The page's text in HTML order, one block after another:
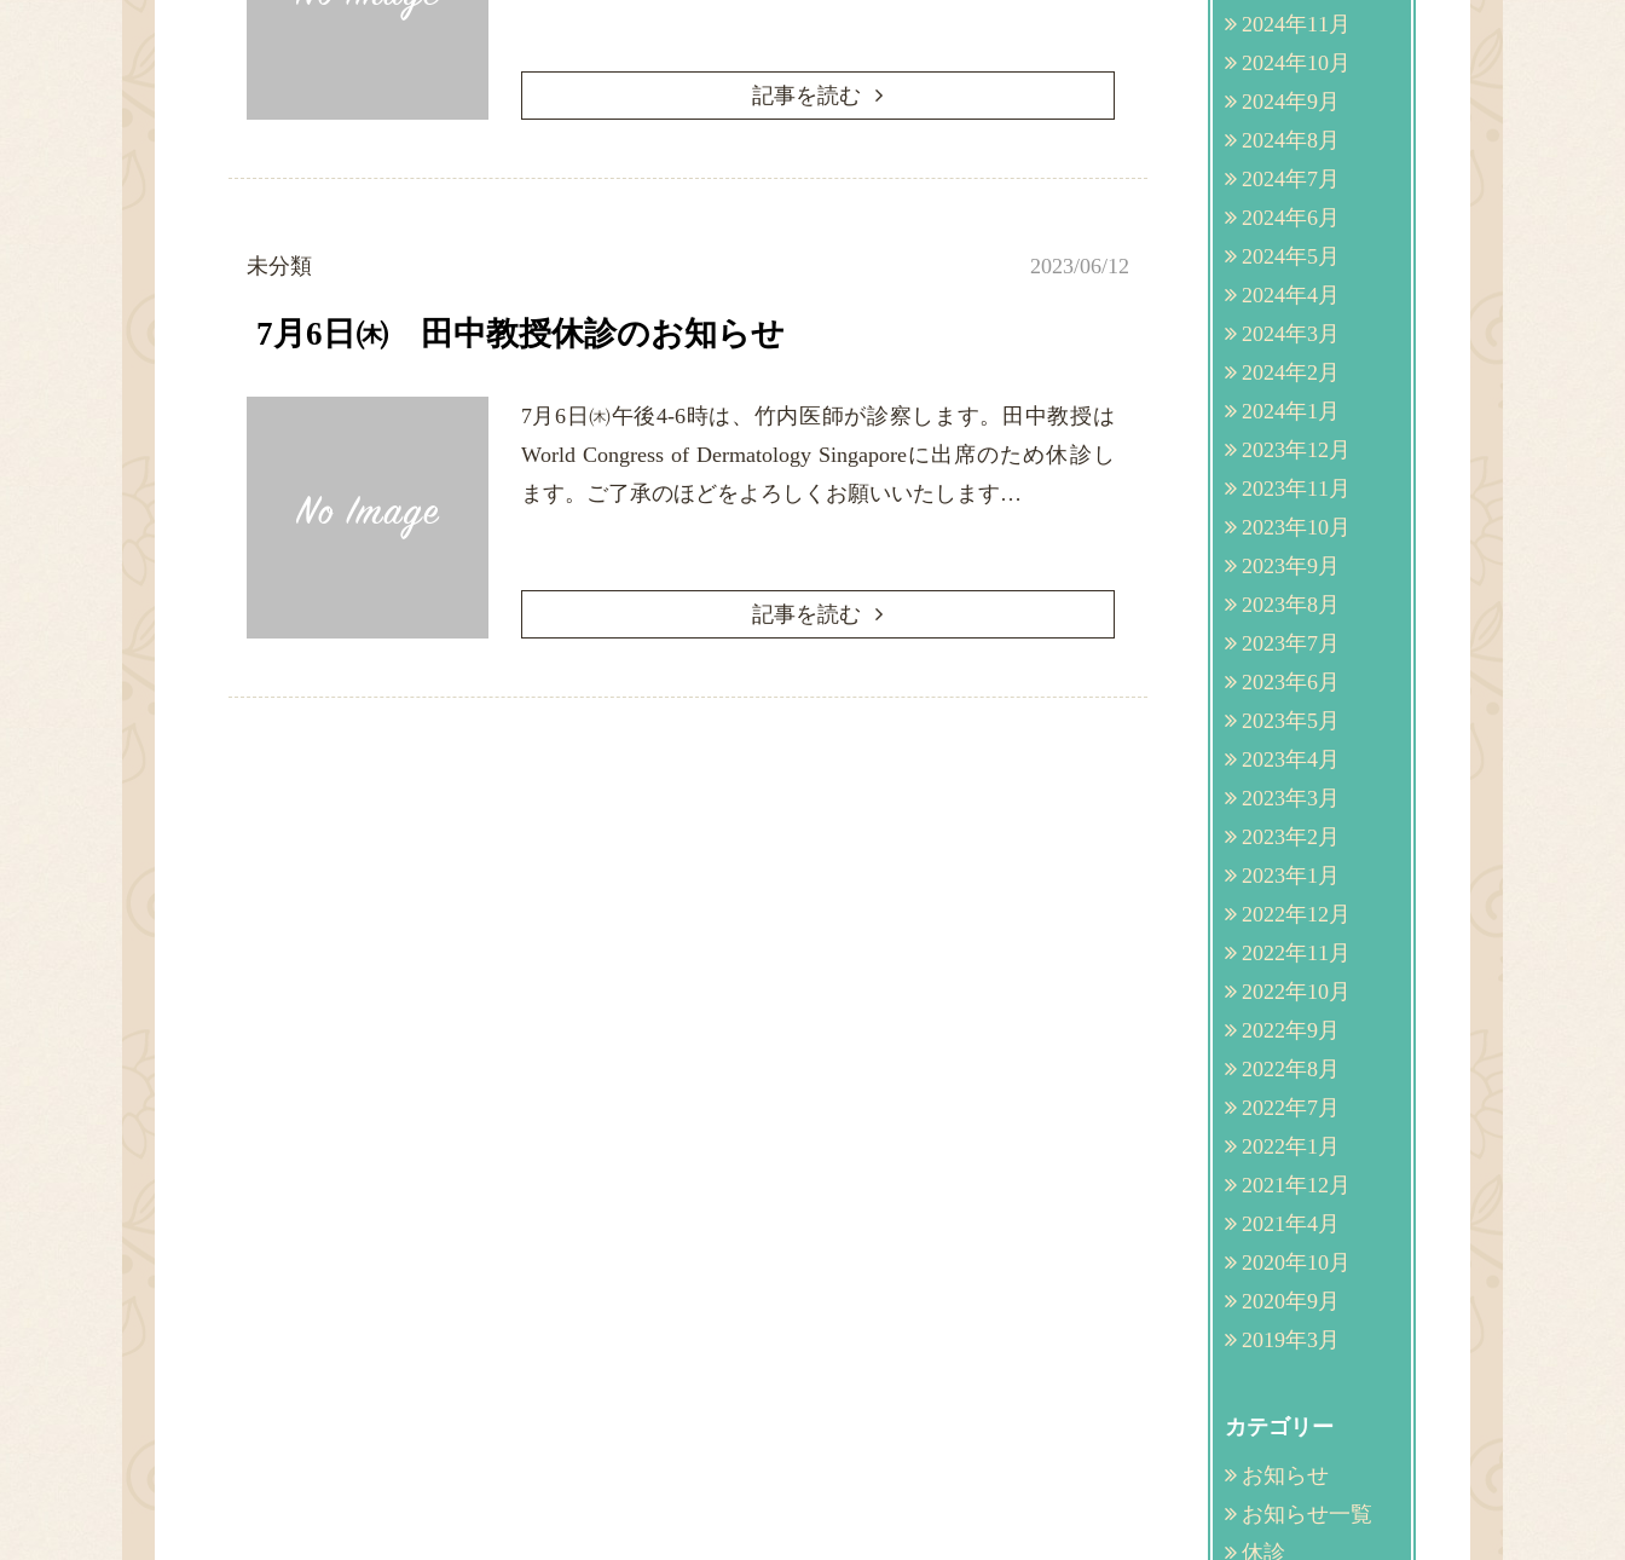
記事を読む
7月6日㈭ 田中教授休診のお知らせ
未分類 2023/06/12
7月6日㈭午後4-6時は、竹内医師が診察します。田中教授は
World Congress of Dermatology Singaporeに出席のため休診し
ます。ご了承のほどをよろしくお願いいたします…
記事を読む
2024年11月
2024年10月
2024年9月
2024年8月
2024年7月
2024年6月
2024年5月
2024年4月
2024年3月
2024年2月
2024年1月
2023年12月
2023年11月
2023年10月
2023年9月
2023年8月
2023年7月
2023年6月
2023年5月
2023年4月
2023年3月
2023年2月
2023年1月
2022年12月
2022年11月
2022年10月
2022年9月
2022年8月
2022年7月
2022年1月
2021年12月
2021年4月
2020年10月
2020年9月
2019年3月
カテゴリー
お知らせ
お知らせ一覧
休診